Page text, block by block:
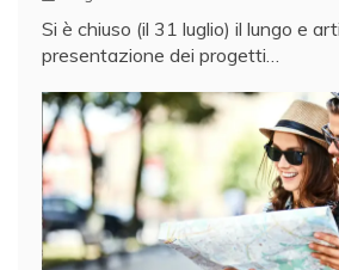
Si è chiuso (il 31 luglio) il lungo e
presentazione dei progetti…